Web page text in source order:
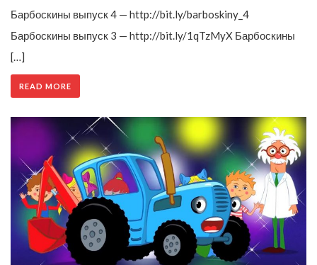
Барбоскины выпуск 4 — http://bit.ly/barboskiny_4
Барбоскины выпуск 3 — http://bit.ly/1qTzMyX Барбоскины
[…]
READ MORE